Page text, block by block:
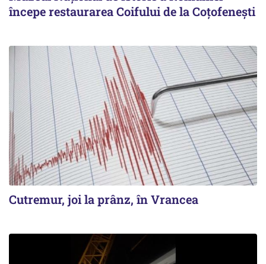
începe restaurarea Coifului de la Coțofenești
Cutremur, joi la prânz, în Vrancea